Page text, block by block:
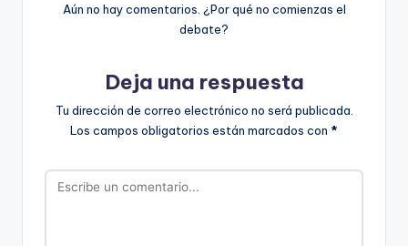
Aún no hay comentarios. ¿Por qué no comienzas el
debate?
Deja una respuesta
Tu dirección de correo electrónico no será publicada.
Los campos obligatorios están marcados con *